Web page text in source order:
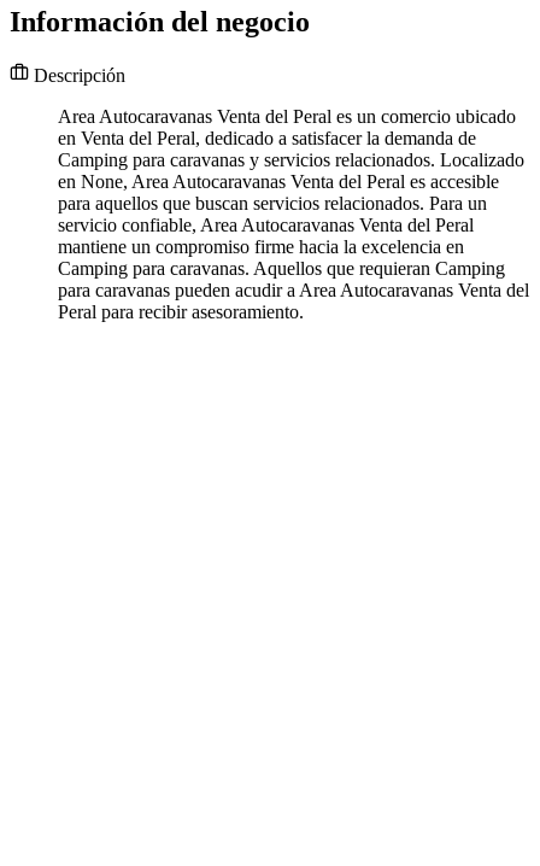
Información del negocio
Descripción
Area Autocaravanas Venta del Peral es un comercio ubicado
en Venta del Peral, dedicado a satisfacer la demanda de
Camping para caravanas y servicios relacionados. Localizado
en None, Area Autocaravanas Venta del Peral es accesible
para aquellos que buscan servicios relacionados. Para un
servicio confiable, Area Autocaravanas Venta del Peral
mantiene un compromiso firme hacia la excelencia en
Camping para caravanas. Aquellos que requieran Camping
para caravanas pueden acudir a Area Autocaravanas Venta del
Peral para recibir asesoramiento.